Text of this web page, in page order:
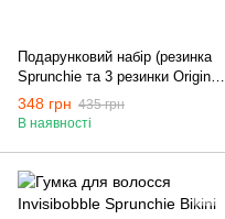
Подарунковий набір (резинка
Sprunchie та 3 резинки Original)
Invisibobble Easter My Little
Bunny
348 грн 435 грн
В наявності